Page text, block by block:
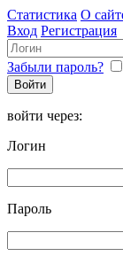
Статистика О
Вход Регистрация
Забыли пароль?
войти через:
Логин
Пароль